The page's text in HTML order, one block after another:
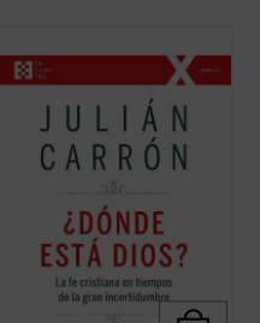
vaticanista Andrea Tornielli, Julián Carrón -
-responsable de Comunión y Liberación
y otras muchas cuestiones sobre el núcleo
(ver ficha)